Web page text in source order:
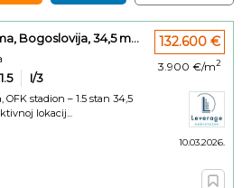
Bogoslovija, 34,5 m...
1.5 I/3
OFK stadion – 1.5 stan 34,5
lokacij...
132.600 €
3.900 €/m2
10.03.2026.